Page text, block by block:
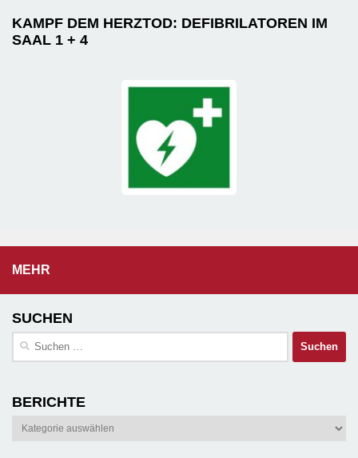
KAMPF DEM HERZTOD: DEFIBRILATOREN IM
SAAL 1 + 4
MEHR
SUCHEN
Suchen
BERICHTE
Berichte